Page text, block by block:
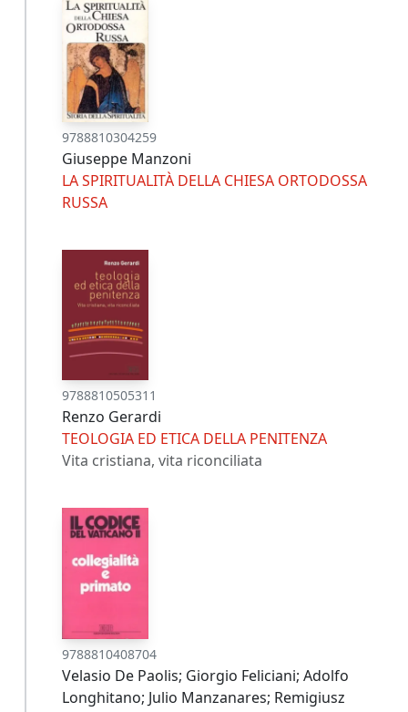
9788810304259
Giuseppe Manzoni
LA SPIRITUALITÀ DELLA CHIESA ORTODOSSA
RUSSA
9788810505311
Renzo Gerardi
TEOLOGIA ED ETICA DELLA PENITENZA
Vita cristiana, vita riconciliata
9788810408704
Velasio De Paolis; Giorgio Feliciani; Adolfo
Longhitano; Julio Manzanares; Remigiusz